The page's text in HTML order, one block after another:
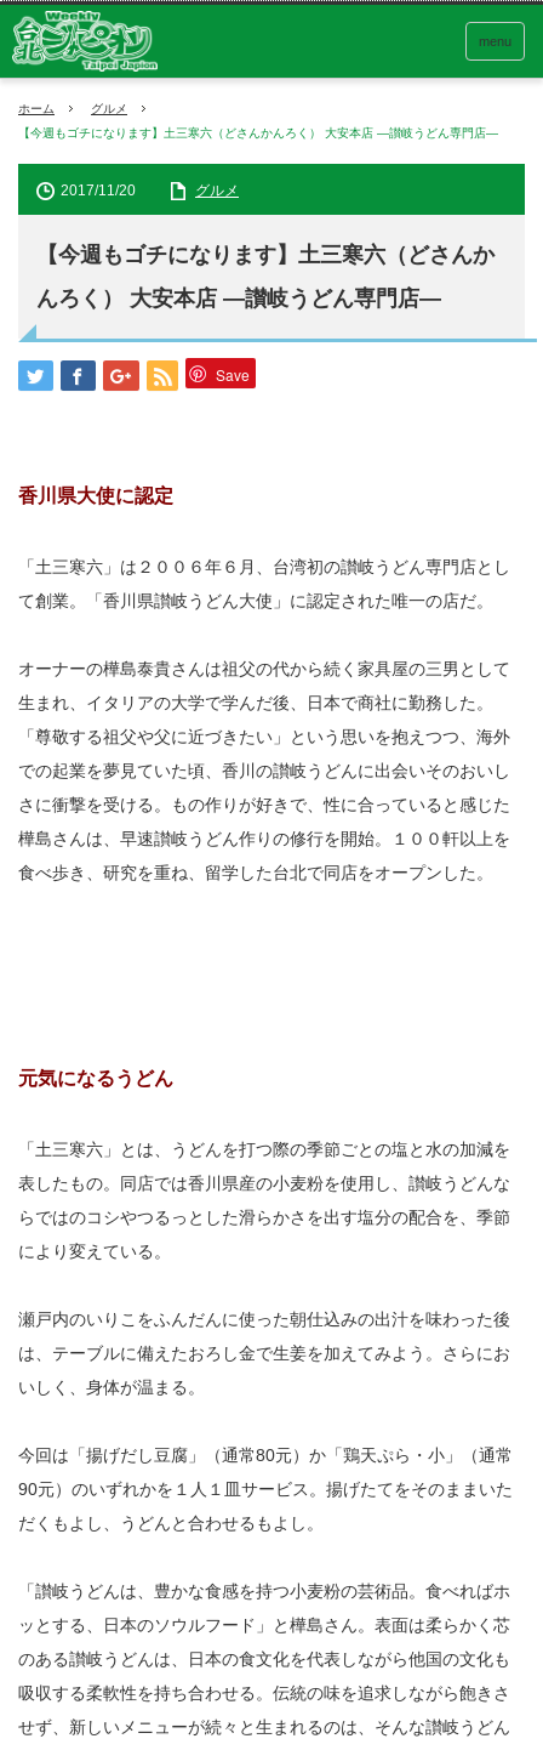
menu
ホーム
グルメ
【今週もゴチになります】土三寒六（どさんかんろく） 大安本店 ―讃岐うどん専門店―
2017/11/20 グルメ
【今週もゴチになります】土三寒六（どさんか
んろく） 大安本店 ―讃岐うどん専門店―
Save
香川県大使に認定
「土三寒六」は２００６年６月、台湾初の讃岐うどん専門店とし
て創業。「香川県讃岐うどん大使」に認定された唯一の店だ。
オーナーの樺島泰貴さんは祖父の代から続く家具屋の三男として
生まれ、イタリアの大学で学んだ後、日本で商社に勤務した。
「尊敬する祖父や父に近づきたい」という思いを抱えつつ、海外
での起業を夢見ていた頃、香川の讃岐うどんに出会いそのおいし
さに衝撃を受ける。もの作りが好きで、性に合っていると感じた
樺島さんは、早速讃岐うどん作りの修行を開始。１００軒以上を
食べ歩き、研究を重ね、留学した台北で同店をオープンした。
元気になるうどん
「土三寒六」とは、うどんを打つ際の季節ごとの塩と水の加減を
表したもの。同店では香川県産の小麦粉を使用し、讃岐うどんな
らではのコシやつるっとした滑らかさを出す塩分の配合を、季節
により変えている。
瀬戸内のいりこをふんだんに使った朝仕込みの出汁を味わった後
は、テーブルに備えたおろし金で生姜を加えてみよう。さらにお
いしく、身体が温まる。
今回は「揚げだし豆腐」（通常80元）か「鶏天ぷら・小」（通常
90元）のいずれかを１人１皿サービス。揚げたてをそのままいた
だくもよし、うどんと合わせるもよし。
「讃岐うどんは、豊かな食感を持つ小麦粉の芸術品。食べればホ
ッとする、日本のソウルフード」と樺島さん。表面は柔らかく芯
のある讃岐うどんは、日本の食文化を代表しながら他国の文化も
吸収する柔軟性を持ち合わせる。伝統の味を追求しながら飽きさ
せず、新しいメニューが続々と生まれるのは、そんな讃岐うどん